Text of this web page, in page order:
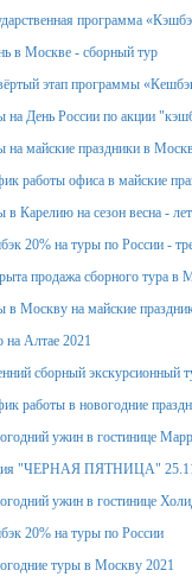
программа
в Москве - сборный тур
этап программы
на День России по акции
на майские праздники в
работы офиса в майские
в Карелию на сезон весна -
20% на туры по России -
продажа сборного тура в
в Москву на майские
на Алтае 2021
сборный экскурсионный
работы в новогодние
ужин в гостинице
"ЧЕРНАЯ ПЯТНИЦА"
ужин в гостинице
20% на туры по России
туры в Москву 2021